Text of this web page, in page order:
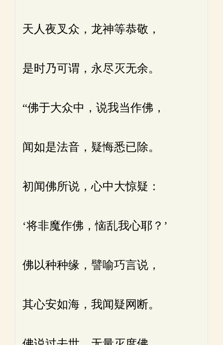
天人夜叉众，龙神等恭敬，
是时乃可谓，永尽灭无余。
“佛于大众中，说我当作佛，
闻如是法音，疑悔悉已除。
初闻佛所说，心中大惊疑：
‘将非魔作佛，恼乱我心耶？’
佛以种种缘，譬喻巧言说，
其心安如海，我闻疑网断。